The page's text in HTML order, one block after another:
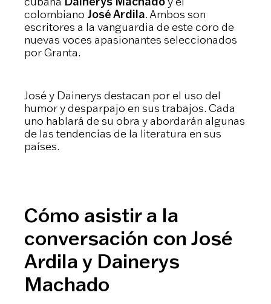
colombiano José Ardila. Ambos son
escritores a la vanguardia de este coro de
nuevas voces apasionantes seleccionados
por Granta.
José y Dainerys destacan por el uso del
humor y desparpajo en sus trabajos. Cada
uno hablará de su obra y abordarán algunas
de las tendencias de la literatura en sus
países.
Cómo asistir a la
conversación con José
Ardila y Dainerys
Machado